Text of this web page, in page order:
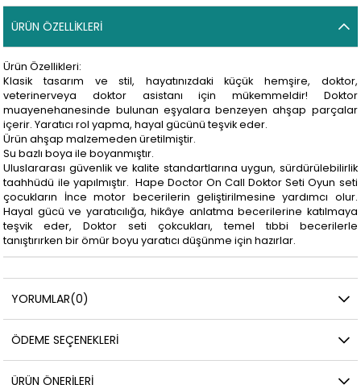
ÜRÜN ÖZELLIKLERI
Ürün Özellikleri:
Klasik tasarım ve stil, hayatınızdaki küçük hemşire, doktor,
veterinerveya doktor asistanı için mükemmeldir! Doktor
muayenehanesinde bulunan eşyalara benzeyen ahşap parçalar
içerir. Yaratıcı rol yapma, hayal gücünü teşvik eder.
Ürün ahşap malzemeden üretilmiştir.
Su bazlı boya ile boyanmıştır.
Uluslararası güvenlik ve kalite standartlarına uygun, sürdürülebilirlik
taahhüdü ile yapılmıştır. Hape Doctor On Call Doktor Seti Oyun seti
çocukların İnce motor becerilerin geliştirilmesine yardımcı olur.
Hayal gücü ve yaratıcılığa, hikâye anlatma becerilerine katılmaya
teşvik eder, Doktor seti çokcukları, temel tıbbi becerilerle
tanıştırırken bir ömür boyu yaratıcı düşünme için hazırlar.
YORUMLAR(0)
ÖDEME SEÇENEKLERI
ÜRÜN ÖNERILERI